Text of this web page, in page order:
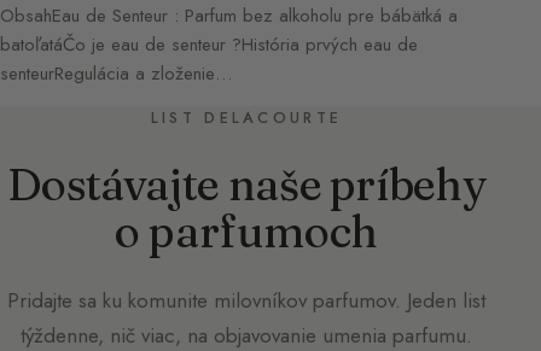
ObsahEau de Senteur : Parfum bez alkoholu pre bábätká a
batoľatáČo je eau de senteur ?História prvých eau de
senteurRegulácia a zloženie…
LIST DELACOURTE
Dostávajte naše príbehy
o parfumoch
Pridajte sa ku komunite milovníkov parfumov. Jeden list
týždenne, nič viac, na objavovanie umenia parfumu.